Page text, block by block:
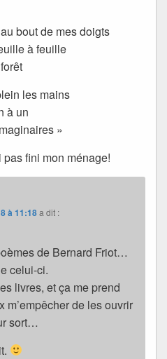
bout de mes doigts
à feuille
les mains
à un
»
pas fini mon ménage!
à 11:18a dit :
de Bernard Friot…
celui-ci.
livres, et ça me prend
m’empêcher de les ouvrir
sort…